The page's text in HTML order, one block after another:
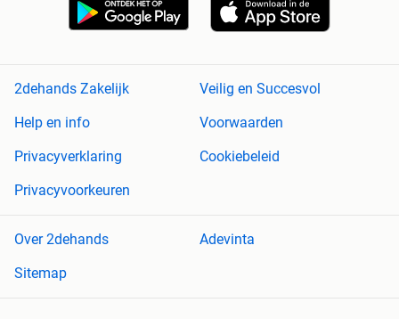
2dehands Zakelijk
Veilig en Succesvol
Help en info
Voorwaarden
Privacyverklaring
Cookiebeleid
Privacyvoorkeuren
Over 2dehands
Adevinta
Sitemap